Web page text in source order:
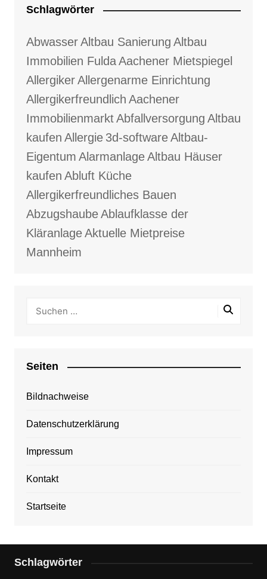
Schlagwörter
AbwasserAltbau Sanierung Altbau
Immobilien FuldaAachener Mietspiegel
AllergikerAllergenarme Einrichtung
Allergikerfreundlich Aachener
ImmobilienmarktAbfallversorgung Altbau
kaufen Allergie 3d-softwareAltbau-
Eigentum AlarmanlageAltbau Häuser
kaufen Abluft Küche
Allergikerfreundliches Bauen
AbzugshaubeAblaufklasse der
KläranlageAktuelle Mietpreise
Mannheim
Seiten
Bildnachweise
Datenschutzerklärung
Impressum
Kontakt
Startseite
Schlagwörter